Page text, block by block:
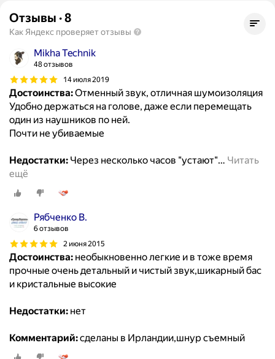
Отзывы ·8
Как Яндекс проверяет отзывы
Mikha Technik
48 отзывов
14 июля 2019
Достоинства:Отменный звук, отличная шумоизоляция
Удобно держаться на голове, даже если перемещать
один из наушников по ней.
Почти не убиваемые
Недостатки: Через несколько часов "устают"… Читать
ещё
Рябченко В.
6 отзывов
2 июня 2015
Достоинства: необыкновенно легкие и в тоже время
прочные очень детальный и чистый звук,шикарный бас
и кристальные высокие
Недостатки: нет
Комментарий:сделаны в Ирландии,шнур съемный